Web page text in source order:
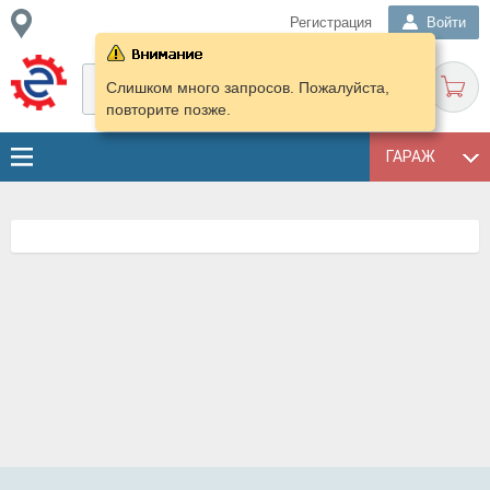
Регистрация Войти
ГАРАЖ
Слишком много запросов. Пожалуйста,
повторите позже.